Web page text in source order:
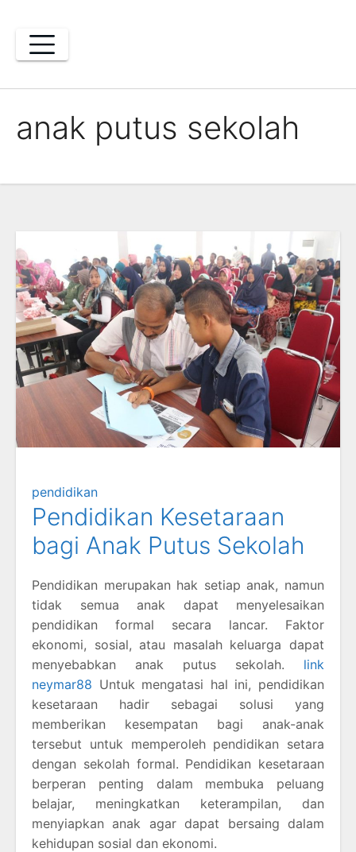
content
anak putus sekolah
pendidikan
Pendidikan Kesetaraan
bagi Anak Putus Sekolah
Pendidikan merupakan hak setiap anak, namun
tidak semua anak dapat menyelesaikan
pendidikan formal secara lancar. Faktor
ekonomi, sosial, atau masalah keluarga dapat
menyebabkan anak putus sekolah. link
neymar88 Untuk mengatasi hal ini, pendidikan
kesetaraan hadir sebagai solusi yang
memberikan kesempatan bagi anak-anak
tersebut untuk memperoleh pendidikan setara
dengan sekolah formal. Pendidikan kesetaraan
berperan penting dalam membuka peluang
belajar, meningkatkan keterampilan, dan
menyiapkan anak agar dapat bersaing dalam
kehidupan sosial dan ekonomi.